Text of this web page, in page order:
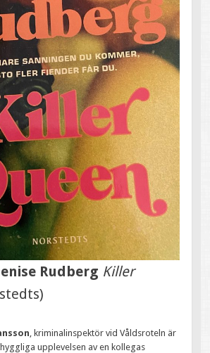
Rudberg Killer
, kriminalinspektör vid Våldsroteln är
upplevelsen av en kollegas